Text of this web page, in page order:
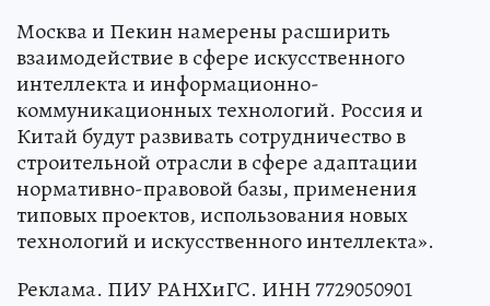
Москва и Пекин намерены расширить
взаимодействие в сфере искусственного
интеллекта и информационно-
коммуникационных технологий. Россия и
Китай будут развивать сотрудничество в
строительной отрасли в сфере адаптации
нормативно-правовой базы, применения
типовых проектов, использования новых
технологий и искусственного интеллекта».
Реклама. ПИУ РАНХиГС. ИНН 7729050901